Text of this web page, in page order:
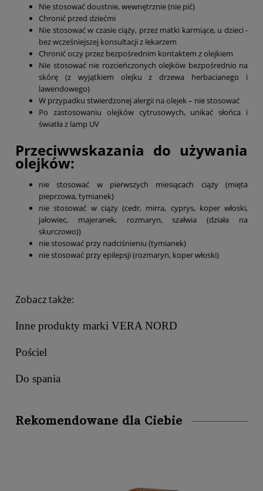
Nie stosować doustnie, wewnętrznie (nie pić)
Chronić przed dziećmi
Nie stosować w czasie ciąży, przez matki karmiące, u dzieci -
bez wcześniejszej konsultacji z lekarzem
Chronić oczy przez bezpośrednim kontaktem z olejkiem
Nie stosować nie rozcieńczonych olejków bezpośrednio na
skórę (z wyjątkiem olejku z drzewa herbacianego i
lawendowego)
W przypadku stwierdzonej alergii na olejek – nie stosować
Po zastosowaniu olejków cytrusowych, unikać słońca i
światła z lamp UV
Przeciwwskazania do używania
olejków:
nie stosować w pierwszych miesiącach ciąży (mięta
pieprzowa, tymianek)
nie stosować w ciąży (cedr, mirra, cyprys, koper włoski,
jałowiec, majeranek, rozmaryn, szałwia (działa na
skurczowo))
nie stosować przy nadciśnieniu (tymianek)
nie stosować przy epilepsji (rozmaryn, koper włoski)
Zobacz także:
Inne produkty marki VERA NORD
Pościel
Do spania
Rekomendowane dla Ciebie